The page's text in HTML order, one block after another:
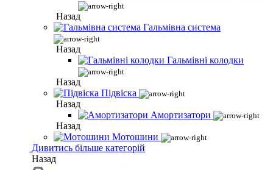
Назад
Гальмівна система
Назад
Гальмівні колодки
Назад
Підвіска
Назад
Амортизатори
Назад
Мотошини
Дивитись більше категорій
Назад